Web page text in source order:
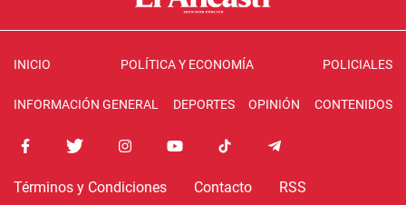
INICIO POLÍTICA Y ECONOMÍA POLICIALES
INFORMACIÓN GENERAL DEPORTES OPINIÓN CONTENIDOS
Términos y Condiciones Contacto RSS